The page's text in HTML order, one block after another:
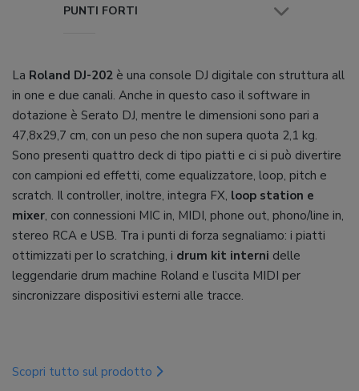
PUNTI FORTI
La Roland DJ-202 è una console DJ digitale con struttura all
in one e due canali. Anche in questo caso il software in
dotazione è Serato DJ, mentre le dimensioni sono pari a
47,8x29,7 cm, con un peso che non supera quota 2,1 kg.
Sono presenti quattro deck di tipo piatti e ci si può divertire
con campioni ed effetti, come equalizzatore, loop, pitch e
scratch. Il controller, inoltre, integra FX, loop station e
mixer, con connessioni MIC in, MIDI, phone out, phono/line in,
stereo RCA e USB. Tra i punti di forza segnaliamo: i piatti
ottimizzati per lo scratching, i drum kit interni delle
leggendarie drum machine Roland e l’uscita MIDI per
sincronizzare dispositivi esterni alle tracce.
Scopri tutto sul prodotto